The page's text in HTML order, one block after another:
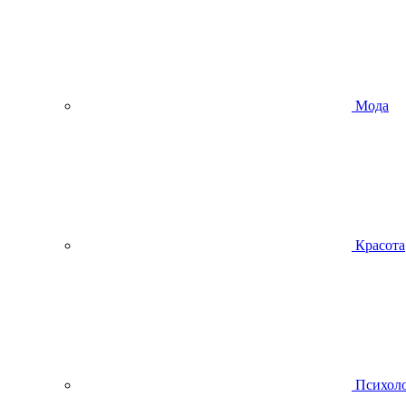
Мода
Красота